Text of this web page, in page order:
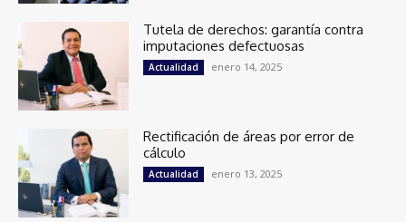
Tutela de derechos: garantía contra
imputaciones defectuosas
Actualidad enero 14, 2025
Rectificación de áreas por error de
cálculo
Actualidad enero 13, 2025